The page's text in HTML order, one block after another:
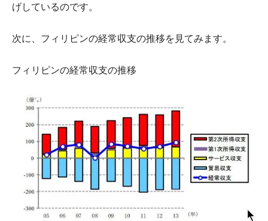
げしているのです。
次に、フィリピンの経常収支の推移を見てみます。
フィリピンの経常収支の推移